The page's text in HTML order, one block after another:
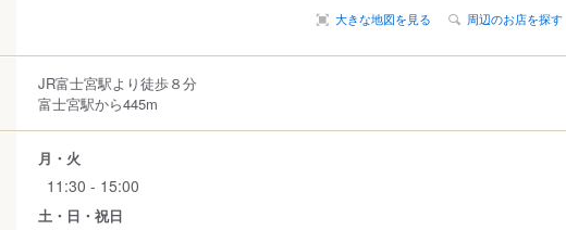
大きな地図を見る 周辺のお店を探す
JR富士宮駅より徒歩８分
富士宮駅から445m
月・火
11:30 - 15:00
土・日・祝日